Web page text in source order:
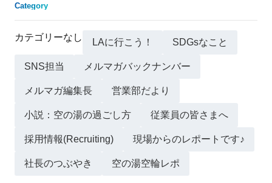
Category
カテゴリーなし LAに行こう！ SDGsなこと
SNS担当 メルマガバックナンバー
メルマガ編集長 営業部だより
小説：空の湯の過ごし方 従業員の皆さまへ
採用情報(Recruiting) 現場からのレポートです♪
社長のつぶやき 空の湯空輪レポ